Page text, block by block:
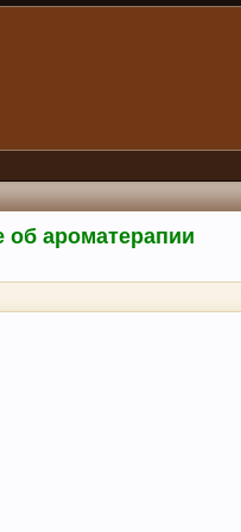
ароматерапии